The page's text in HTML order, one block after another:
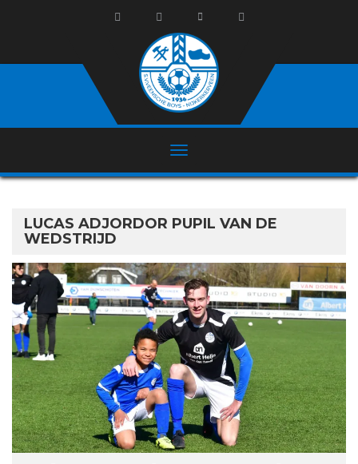
LUCAS ADJORDOR PUPIL VAN DE
WEDSTRIJD